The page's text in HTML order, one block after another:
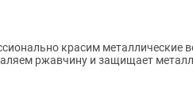
ржавчину и защищает